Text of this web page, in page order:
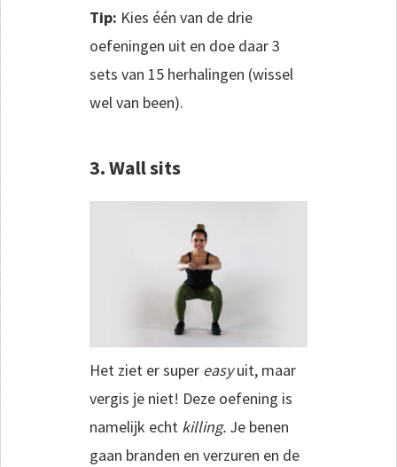
Tip: Kies één van de drie
oefeningen uit en doe daar 3
sets van 15 herhalingen (wissel
wel van been).
3. Wall sits
Het ziet er super easyuit, maar
vergis je niet! Deze oefening is
namelijk echt killing. Je benen
gaan branden en verzuren en de